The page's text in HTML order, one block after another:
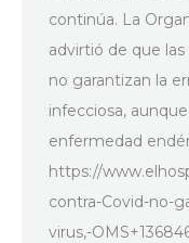
continúa. La
advirtió de que
no garantizan la
infecciosa,
enfermedad
https://
contra-Covid-no-
virus,-